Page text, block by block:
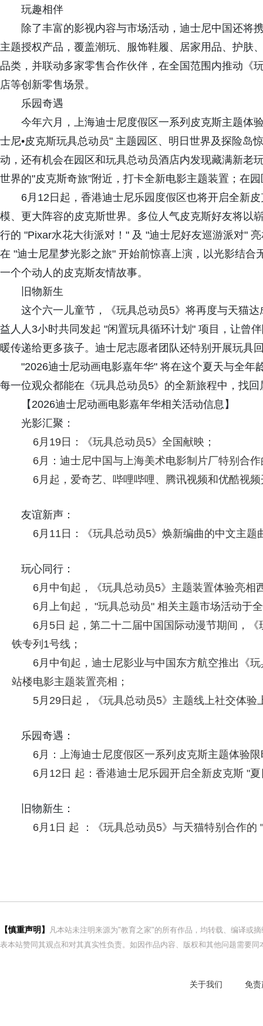
玩趣相伴
除了丰富的影视内容与市场活动，迪士尼中国还将
主题授权产品，覆盖潮玩、服饰鞋履、居家用品、护肤
品类，并联动多家零售合作伙伴，在全国范围内推动《
店等创新零售场景。
乐园奇遇
今年六月，上海迪士尼度假区一系列皮克斯主题体
士尼•皮克斯玩具总动员" 主题园区、明日世界及探险岛
动，还有机会在园区和玩具总动员酒店内发现藏满新老
世界的"皮克斯奇旅"附近，打卡全新电影主题装置；在
6月12日起，香港迪士尼乐园度假区也将开启全新
模、更大阵容的皮克斯世界。多位人气皮克斯好友将以
行的 "Pixar水花大街派对！" 及 "迪士尼好友巡游派对"
在 "迪士尼星梦光影之旅" 开始前惊喜上演，以光影结
一个个动人的皮克斯友情故事。
旧物新生
这个六一儿童节，《玩具总动员5》将再度与天猫
益人人3小时共同发起 "闲置玩具循环计划" 项目，让曾
暖传递给更多孩子。迪士尼志愿者团队还特别开展玩具
"2026迪士尼动画电影嘉年华" 将在这个夏天与全
每一位观众都能在《玩具总动员5》的全新旅程中，找
【2026迪士尼动画电影嘉年华相关活动信息】
光影汇聚：
6月19日：《玩具总动员5》全国献映；
6月：迪士尼中国与上海美术电影制片厂特别合
6月起，爱奇艺、哔哩哔哩、腾讯视频和优酷视
友谊新声：
6月11日：《玩具总动员5》焕新编曲的中文主题
玩心同行：
6月中旬起，《玩具总动员5》主题装置体验亮相
6月上旬起， "玩具总动员" 相关主题市场活动于
6月5日 起，第二十二届中国国际动漫节期间，
铁专列1号线；
6月中旬起，迪士尼影业与中国东方航空推出《
站楼电影主题装置亮相；
5月29日起，《玩具总动员5》主题线上社交体验
乐园奇遇：
6月：上海迪士尼度假区一系列皮克斯主题体验
6月12日 起：香港迪士尼乐园开启全新皮克斯 "
旧物新生：
6月1日 起 ：《玩具总动员5》与天猫特别合作的
【慎重声明】
凡本站未注明来源为"教育之家"的所有作品，均转载、编译或
表本站赞同其观点和对其真实性负责。如因作品内容、版权和其他问题需要
关于我们 免责